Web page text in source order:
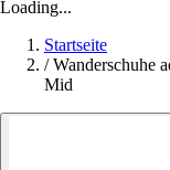
Loading...
Startseite
/ Wanderschuhe
Mid